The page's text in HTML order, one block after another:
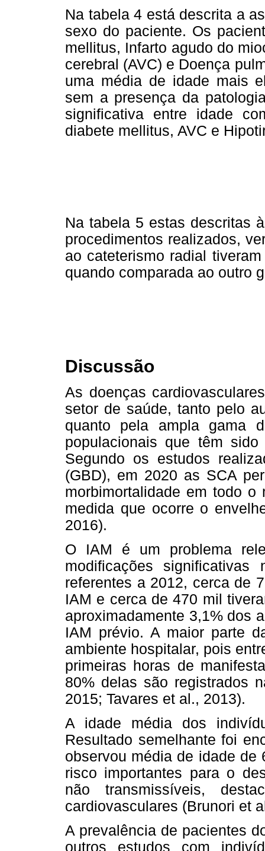
Na tabela 4 está descrita a
sexo do paciente. Os
mellitus, Infarto agudo do
cerebral (AVC) e Doença
uma média de idade mais
sem a presença da
significativa entre idade
diabete mellitus, AVC e
Na tabela 5 estas descritas
procedimentos realizados,
ao cateterismo radial
quando comparada ao outro
Discussão
As doenças
setor de saúde, tanto pelo
quanto pela ampla gama
populacionais que têm
Segundo os estudos
(GBD), em 2020 as SCA
morbimortalidade em todo o
medida que ocorre o
2016).
O IAM é um problema
modificações
referentes a 2012, cerca de
IAM e cerca de 470 mil
aproximadamente 3,1% dos
IAM prévio. A maior parte
ambiente hospitalar, pois
primeiras horas de
80% delas são registrados
2015; Tavares et al., 2013).
A idade média dos
Resultado semelhante foi
observou média de idade de
risco importantes para o
não transmissíveis,
cardiovasculares (Brunori et
A prevalência de pacientes
outros estudos com